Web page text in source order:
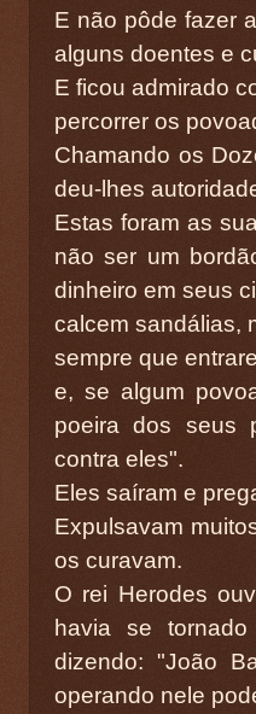
E não pôde fazer
alguns doentes e
E ficou admirado
percorrer os
Chamando os
deu-lhes
Estas foram as
não ser um
dinheiro em seus
calcem sandálias,
sempre que
e, se algum
poeira dos seus
contra eles".
Eles saíram e
Expulsavam
os curavam.
O rei Herodes
havia se
dizendo: "João
operando nele